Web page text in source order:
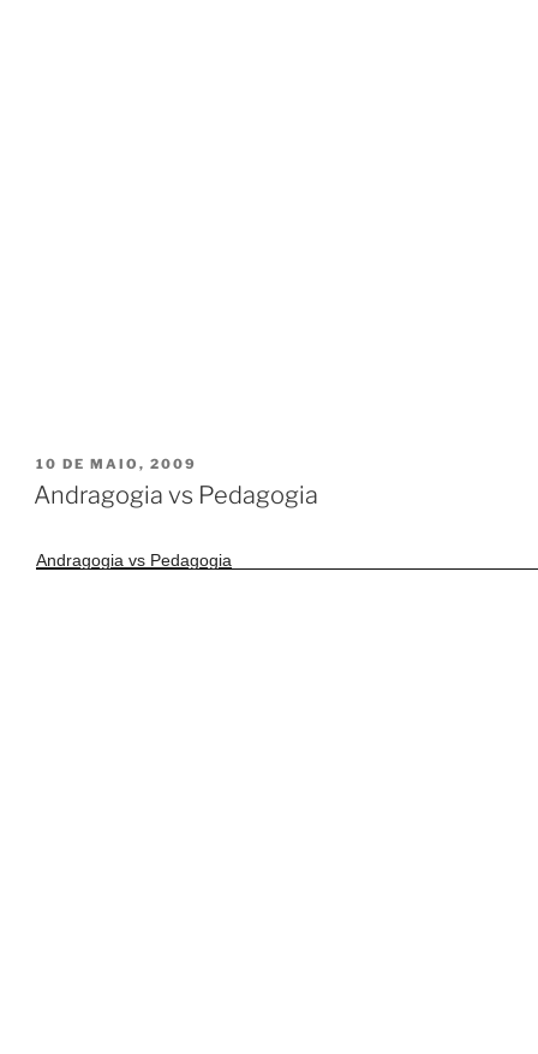
PUBLICADO
EM
10 DE MAIO, 2009
Andragogia vs Pedagogia
Andragogia vs Pedagogia